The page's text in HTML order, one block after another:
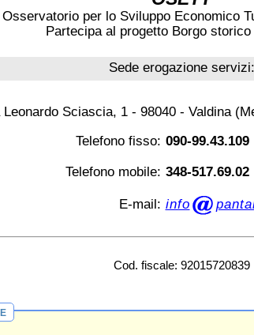
Osservatorio per lo Sviluppo Economico
Partecipa al progetto Borgo
Sede erogazione servizi:
Leonardo Sciascia, 1 - 98040 - Valdina
Telefono fisso: 090-99.43.109
Telefono mobile: 348-517.69.02
E-mail: info
Cod. fiscale: 92015720839